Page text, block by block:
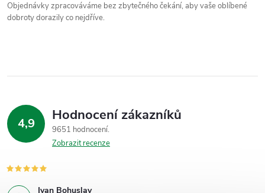
Objednávky zpracováváme bez zbytečného čekání, aby vaše oblíbené
dobroty dorazily co nejdříve.
4,9 Hodnocení zákazníků
9651 hodnocení
Zobrazit recenze
Ivan Bohuslav